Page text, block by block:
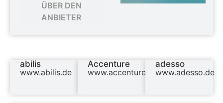
ÜBER DEN
ANBIETER
abilis
www.abilis.de
Accenture
www.accenture.com/de
adesso
www.adesso.de